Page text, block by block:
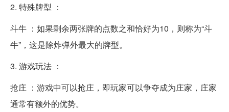
2. 特殊牌型 ：
斗牛 ：如果剩余两张牌的点数之和恰好为10，则称为“斗
牛”，这是除炸弹外最大的牌型。
3. 游戏玩法 ：
抢庄 ：游戏中可以抢庄，即玩家可以争夺成为庄家，庄家
通常有额外的优势。